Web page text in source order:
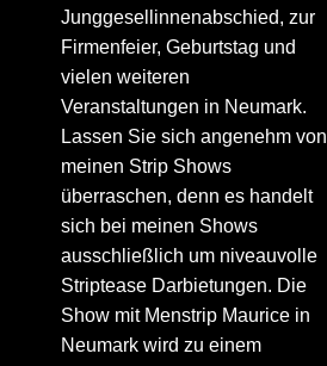
Junggesellinnenabschied, zur
Firmenfeier, Geburtstag und
vielen weiteren
Veranstaltungen in Neumark.
Lassen Sie sich angenehm von
meinen Strip Shows
überraschen, denn es handelt
sich bei meinen Shows
ausschließlich um niveauvolle
Striptease Darbietungen. Die
Show mit Menstrip Maurice in
Neumark wird zu einem